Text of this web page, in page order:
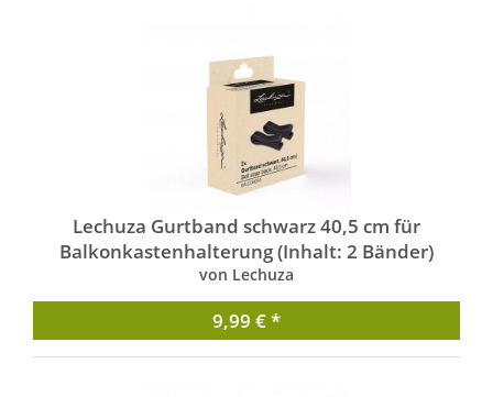
Lechuza Gurtband schwarz 40,5 cm für
Balkonkastenhalterung (Inhalt: 2 Bänder)
von Lechuza
9,99 € *